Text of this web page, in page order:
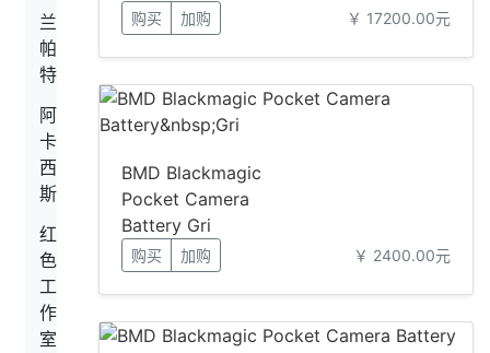
兰
帕
特
阿
卡
西
斯
红
色
工
作
室
购买 加购 ￥ 17200.00元
BMD Blackmagic
Pocket Camera
Battery Gri
购买 加购 ￥ 2400.00元